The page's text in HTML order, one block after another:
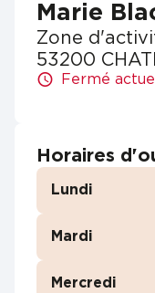
Marie
Zone
53200
Fermé
Horaires
Lundi
Mardi
Mercredi